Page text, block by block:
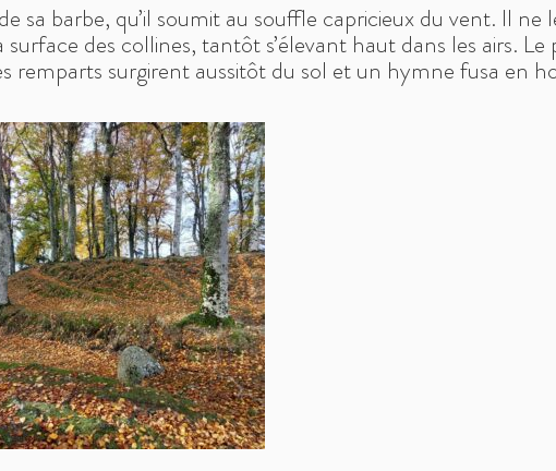
barbe, qu’il soumit au souffle capricieux du vent. Il ne
des collines, tantôt s’élevant haut dans les airs. Le
remparts surgirent aussitôt du sol et un hymne fusa en